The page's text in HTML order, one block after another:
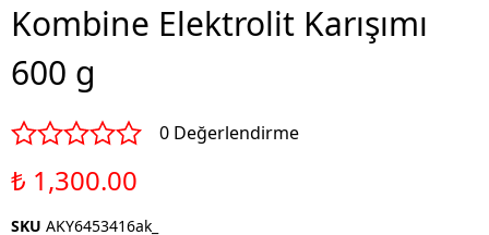
Kombine Elektrolit Karışımı
600 g
0 Değerlendirme
₺ 1,300.00
SKU AKY6453416ak_